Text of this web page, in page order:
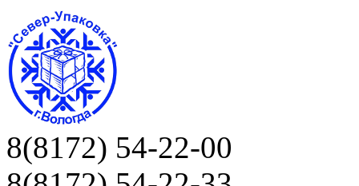
8(8172) 54-22-00